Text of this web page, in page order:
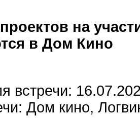
на
в Дом Кино
встречи:
Дом кино,